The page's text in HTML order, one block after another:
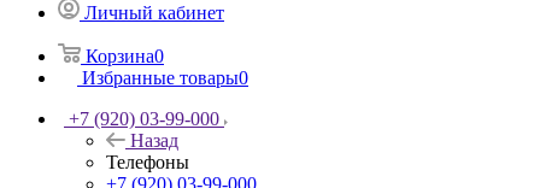
Личный кабинет
Корзина0
Избранные товары0
+7 (920) 03-99-000
Назад
Телефоны
+7 (920) 03-99-000